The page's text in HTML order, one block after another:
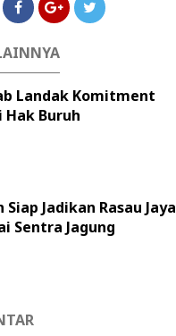
Landak Komitment
Hak Buruh
Siap Jadikan Rasau Jaya
Sentra Jagung